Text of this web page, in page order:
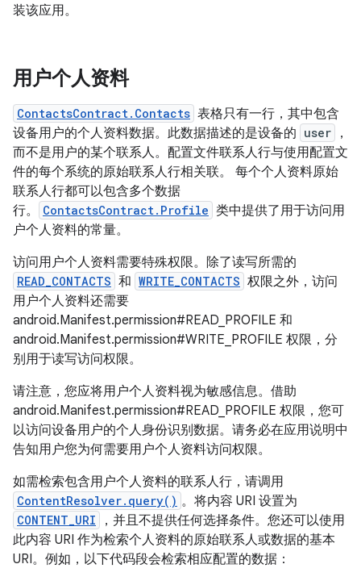
装该应用。
用户个人资料
ContactsContract.Contacts 表格只有一行，其中包含
设备用户的个人资料数据。此数据描述的是设备的 user
，
而不是用户的某个联系人。配置文件联系人行与使用配置文
件的每个系统的原始联系人行相关联。 每个个人资料原始
联系人行都可以包含多个数据
行。
ContactsContract.Profile 类中提供了用于访问用
户个人资料的常量。
访问用户个人资料需要特殊权限。除了读写所需的
READ_CONTACTS 和 WRITE_CONTACTS 权限之外，访问
用户个人资料还需要
android.Manifest.permission#READ_PROFILE 和
android.Manifest.permission#WRITE_PROFILE 权限，分
别用于读写访问权限。
请注意，您应将用户个人资料视为敏感信息。借助
android.Manifest.permission#READ_PROFILE 权限，您可
以访问设备用户的个人身份识别数据。请务必在应用说明中
告知用户您为何需要用户个人资料访问权限。
如需检索包含用户个人资料的联系人行，请调用
ContentResolver.query() 。将内容 URI 设置为
CONTENT_URI
，并且不提供任何选择条件。您还可以使用
此内容 URI 作为检索个人资料的原始联系人或数据的基本
URI。例如，以下代码段会检索相应配置的数据：